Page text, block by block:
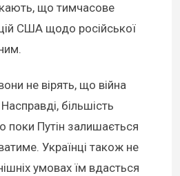
що тимчасове
США щодо російської
не вірять, що війна
більшість
поки Путін залишається
Українці також не
умовах їм вдасться